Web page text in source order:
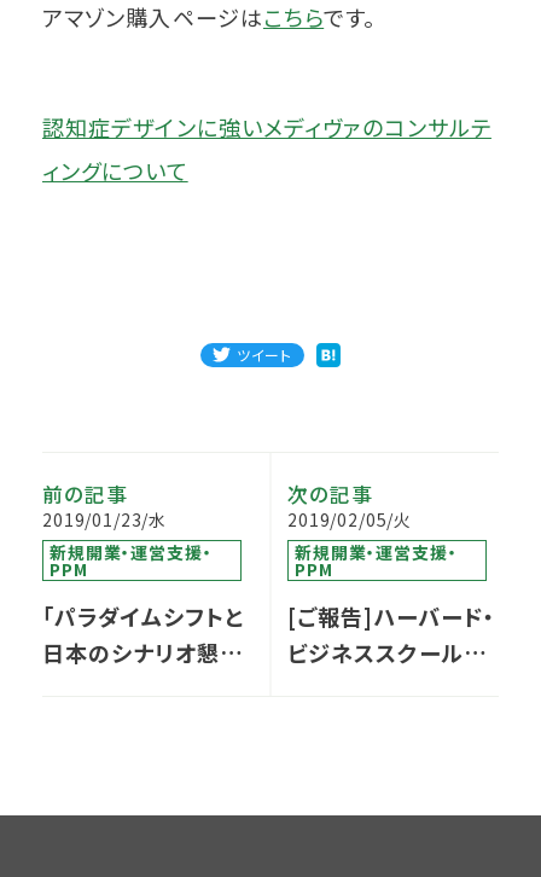
アマゾン購入ページはこちらです。
認知症デザインに強いメディヴァのコンサルテ
ィングについて
ツイート
前の記事
2019/01/23/水
新規開業・運営支援・
PPM
「パラダイムシフトと
日本のシナリオ懇談
次の記事
2019/02/05/火
新規開業・運営支援・
PPM
[ご報告]ハーバード・
ビジネススクールの